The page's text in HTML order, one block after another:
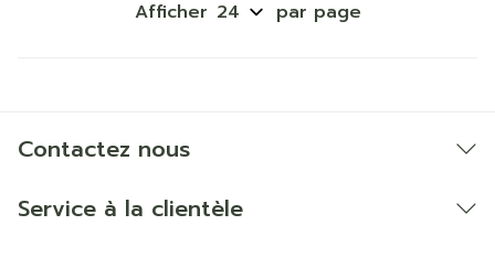
Afficher par page
Contactez nous
Service à la clientèle